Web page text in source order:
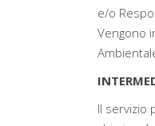
e/o
Vengono
Il servizio